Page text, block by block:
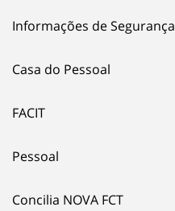
Informações de Segurança
Casa do Pessoal
FACIT
Pessoal
Concilia NOVA FCT